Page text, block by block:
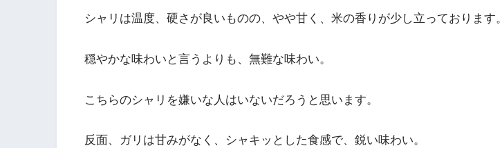
シャリは温度、硬さが良いものの、やや甘く、米の香りが少し立っております。
穏やかな味わいと言うよりも、無難な味わい。
こちらのシャリを嫌いな人はいないだろうと思います。
反面、ガリは甘みがなく、シャキッとした食感で、鋭い味わい。